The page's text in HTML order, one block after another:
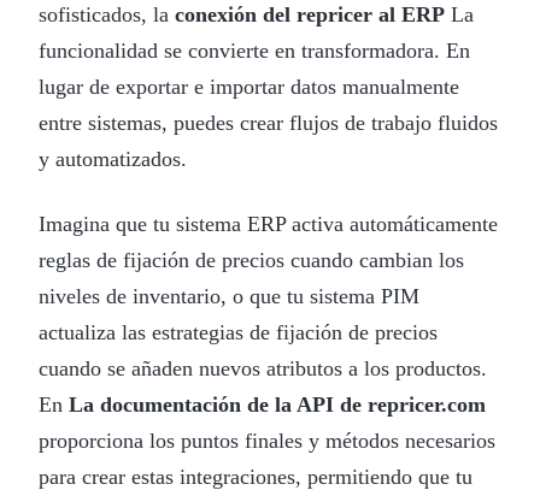
sofisticados, la conexión del repricer al ERP La
funcionalidad se convierte en transformadora. En
lugar de exportar e importar datos manualmente
entre sistemas, puedes crear flujos de trabajo fluidos
y automatizados.
Imagina que tu sistema ERP activa automáticamente
reglas de fijación de precios cuando cambian los
niveles de inventario, o que tu sistema PIM
actualiza las estrategias de fijación de precios
cuando se añaden nuevos atributos a los productos.
En La documentación de la API de repricer.com
proporciona los puntos finales y métodos necesarios
para crear estas integraciones, permitiendo que tu